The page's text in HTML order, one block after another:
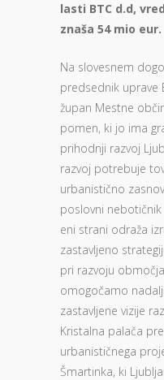
lasti BTC d.d,
znaša 54 mio eur.
Na slovesnem
predsednik uprave
župan Mestne
pomen, ki jo ima
prihodnji razvoj
razvoj potrebuje
urbanistično
poslovni
eni strani odraža
zastavljeno
pri razvoju
omogočamo
zastavljene vizije
Kristalna palača
urbanističnega
Šmartinka, ki